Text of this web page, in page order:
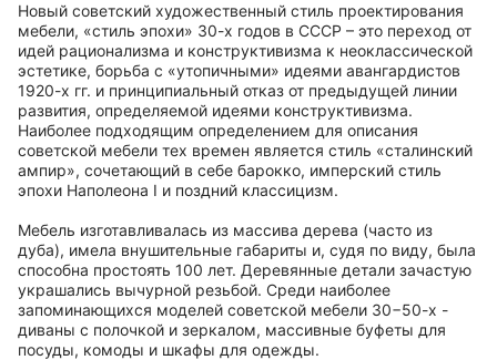
Новый советский художественный стиль проектирования
мебели, «стиль эпохи» 30-х годов в СССР – это переход от
идей рационализма и конструктивизма к неоклассической
эстетике, борьба с «утопичными» идеями авангардистов
1920-х гг. и принципиальный отказ от предыдущей линии
развития, определяемой идеями конструктивизма.
Наиболее подходящим определением для описания
советской мебели тех времен является стиль «сталинский
ампир», сочетающий в себе барокко, имперский стиль
эпохи Наполеона I и поздний классицизм.
Мебель изготавливалась из массива дерева (часто из
дуба), имела внушительные габариты и, судя по виду, была
способна простоять 100 лет. Деревянные детали зачастую
украшались вычурной резьбой. Среди наиболее
запоминающихся моделей советской мебели 30−50-х -
диваны с полочкой и зеркалом, массивные буфеты для
посуды, комоды и шкафы для одежды.